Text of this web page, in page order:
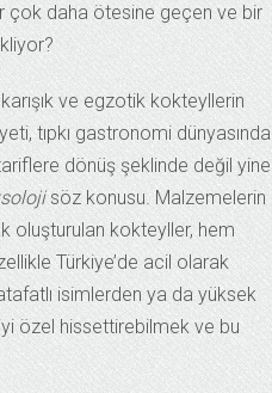
çok daha ötesine geçen ve bir
ve egzotik kokteyllerin
tıpkı gastronomi dünyasında
dönüş şeklinde değil yine
söz konusu. Malzemelerin
oluşturulan kokteyller, hem
Türkiye’de acil olarak
isimlerden ya da yüksek
özel hissettirebilmek ve bu